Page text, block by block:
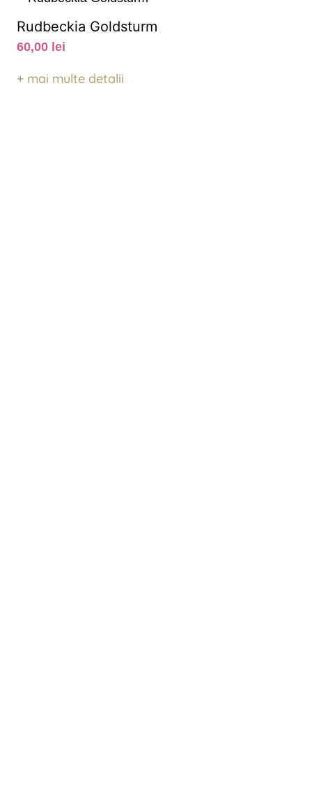
Rudbeckia Goldsturm
60,00 lei
+ mai multe detalii